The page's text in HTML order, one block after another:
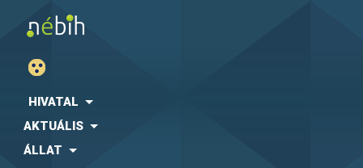
HIVATAL
AKTUÁLIS
ÁLLAT